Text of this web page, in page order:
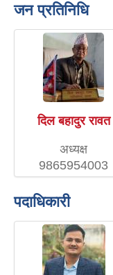
जन प्रतिनिधि
दिल बहादुर रावत
अध्यक्ष
9865954003
पदाधिकारी